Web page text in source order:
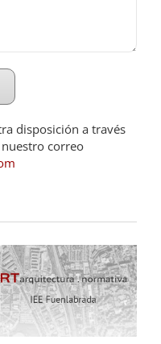
disposición a través
correo